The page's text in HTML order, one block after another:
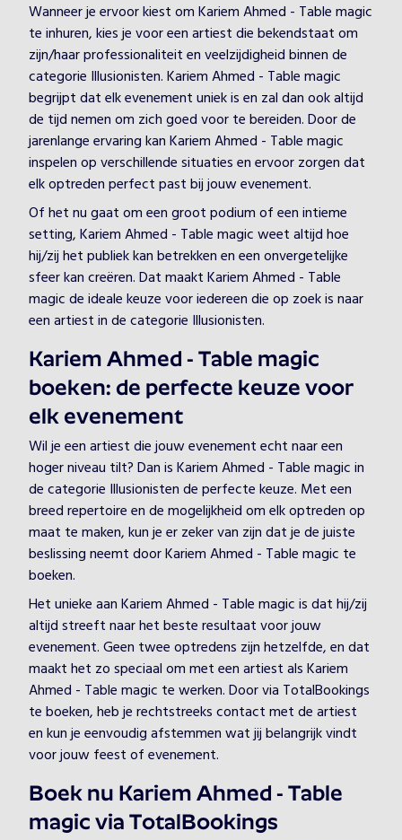
Wanneer je ervoor kiest om Kariem Ahmed - Table magic
te inhuren, kies je voor een artiest die bekendstaat om
zijn/haar professionaliteit en veelzijdigheid binnen de
categorie Illusionisten. Kariem Ahmed - Table magic
begrijpt dat elk evenement uniek is en zal dan ook altijd
de tijd nemen om zich goed voor te bereiden. Door de
jarenlange ervaring kan Kariem Ahmed - Table magic
inspelen op verschillende situaties en ervoor zorgen dat
elk optreden perfect past bij jouw evenement.
Of het nu gaat om een groot podium of een intieme
setting, Kariem Ahmed - Table magic weet altijd hoe
hij/zij het publiek kan betrekken en een onvergetelijke
sfeer kan creëren. Dat maakt Kariem Ahmed - Table
magic de ideale keuze voor iedereen die op zoek is naar
een artiest in de categorie Illusionisten.
Kariem Ahmed - Table magic
boeken: de perfecte keuze voor
elk evenement
Wil je een artiest die jouw evenement echt naar een
hoger niveau tilt? Dan is Kariem Ahmed - Table magic in
de categorie Illusionisten de perfecte keuze. Met een
breed repertoire en de mogelijkheid om elk optreden op
maat te maken, kun je er zeker van zijn dat je de juiste
beslissing neemt door Kariem Ahmed - Table magic te
boeken.
Het unieke aan Kariem Ahmed - Table magic is dat hij/zij
altijd streeft naar het beste resultaat voor jouw
evenement. Geen twee optredens zijn hetzelfde, en dat
maakt het zo speciaal om met een artiest als Kariem
Ahmed - Table magic te werken. Door via TotalBookings
te boeken, heb je rechtstreeks contact met de artiest
en kun je eenvoudig afstemmen wat jij belangrijk vindt
voor jouw feest of evenement.
Boek nu Kariem Ahmed - Table
magic via TotalBookings